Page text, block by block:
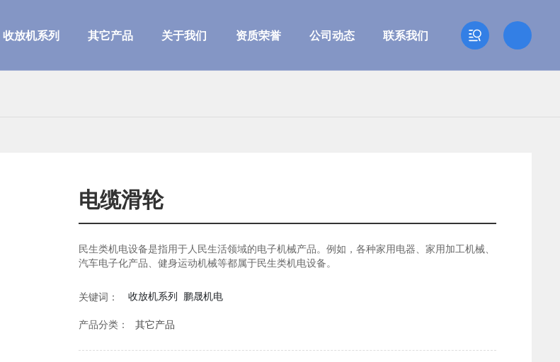
收放机系列 其它产品 关于我们 资质荣誉 公司动态 联系我们
电缆滑轮
民生类机电设备是指用于人民生活领域的电子机械产品。例如，各种家用电器、家用加工机械、
汽车电子化产品、健身运动机械等都属于民生类机电设备。
关键词： 收放机系列 鹏晟机电
产品分类： 其它产品